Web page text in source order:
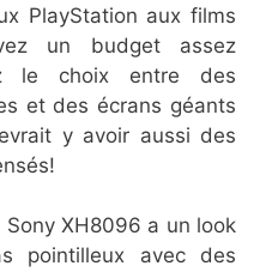
PlayStation aux films
un budget assez
le choix entre des
et des écrans géants
y avoir aussi des
XH8096 a un look
pointilleux avec des